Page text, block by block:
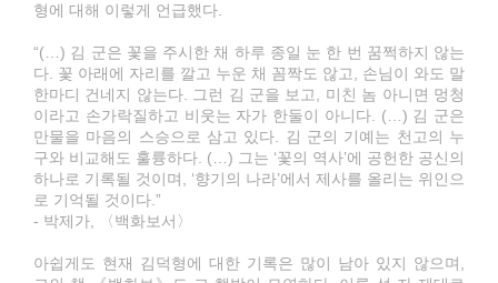
형에 대해 이렇게 언급했다.
“(…) 김 군은 꽃을 주시한 채 하루 종일 눈 한 번 꿈쩍하지 않는
다. 꽃 아래에 자리를 깔고 누운 채 꼼짝도 않고, 손님이 와도 말
한마디 건네지 않는다. 그런 김 군을 보고, 미친 놈 아니면 멍청
이라고 손가락질하고 비웃는 자가 한둘이 아니다. (…) 김 군은
만물을 마음의 스승으로 삼고 있다. 김 군의 기예는 천고의 누
구와 비교해도 훌륭하다. (…) 그는 ‘꽃의 역사’에 공헌한 공신의
하나로 기록될 것이며, ‘향기의 나라’에서 제사를 올리는 위인으
로 기억될 것이다.”
- 박제가, 〈백화보서〉
아쉽게도 현재 김덕형에 대한 기록은 많이 남아 있지 않으며,